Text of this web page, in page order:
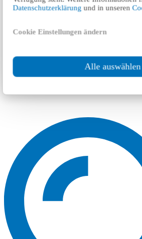
Datenschutzerklärung und in unseren
Cookie Einstellungen ändern
Alle auswählen